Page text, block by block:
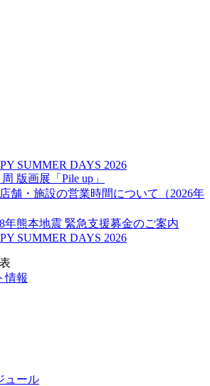
SUMMER DAYS 2026
版画展「Pile up」
舗・施設の営業時間について（2026年
年熊本地震 緊急支援募金のご案内
SUMMER DAYS 2026
情報
ュール